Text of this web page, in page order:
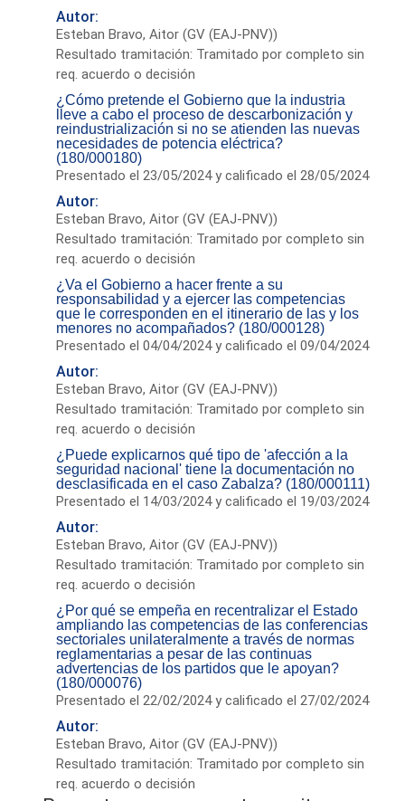
Autor:
Esteban Bravo, Aitor (GV (EAJ-PNV))
Resultado tramitación: Tramitado por completo sin
req. acuerdo o decisión
¿Cómo pretende el Gobierno que la industria
lleve a cabo el proceso de descarbonización y
reindustrialización si no se atienden las nuevas
necesidades de potencia eléctrica?
(180/000180)
Presentado el 23/05/2024 y calificado el 28/05/2024
Autor:
Esteban Bravo, Aitor (GV (EAJ-PNV))
Resultado tramitación: Tramitado por completo sin
req. acuerdo o decisión
¿Va el Gobierno a hacer frente a su
responsabilidad y a ejercer las competencias
que le corresponden en el itinerario de las y los
menores no acompañados? (180/000128)
Presentado el 04/04/2024 y calificado el 09/04/2024
Autor:
Esteban Bravo, Aitor (GV (EAJ-PNV))
Resultado tramitación: Tramitado por completo sin
req. acuerdo o decisión
¿Puede explicarnos qué tipo de 'afección a la
seguridad nacional' tiene la documentación no
desclasificada en el caso Zabalza? (180/000111)
Presentado el 14/03/2024 y calificado el 19/03/2024
Autor:
Esteban Bravo, Aitor (GV (EAJ-PNV))
Resultado tramitación: Tramitado por completo sin
req. acuerdo o decisión
¿Por qué se empeña en recentralizar el Estado
ampliando las competencias de las conferencias
sectoriales unilateralmente a través de normas
reglamentarias a pesar de las continuas
advertencias de los partidos que le apoyan?
(180/000076)
Presentado el 22/02/2024 y calificado el 27/02/2024
Autor:
Esteban Bravo, Aitor (GV (EAJ-PNV))
Resultado tramitación: Tramitado por completo sin
req. acuerdo o decisión